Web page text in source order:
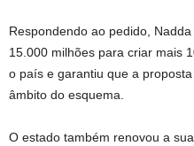
Respondendo ao pedido,
15.000 milhões para criar mais
o país e garantiu que a
âmbito do esquema.
O estado também renovou a